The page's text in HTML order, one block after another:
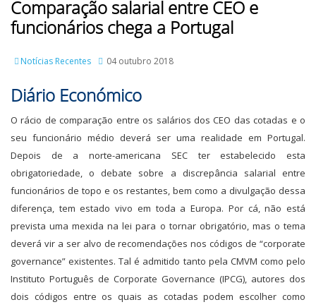
Comparação salarial entre CEO e
funcionários chega a Portugal
Notícias Recentes 04 outubro 2018
Diário Económico
O rácio de comparação entre os salários dos CEO das cotadas e o
seu funcionário médio deverá ser uma realidade em Portugal.
Depois de a norte-americana SEC ter estabelecido esta
obrigatoriedade, o debate sobre a discrepância salarial entre
funcionários de topo e os restantes, bem como a divulgação dessa
diferença, tem estado vivo em toda a Europa. Por cá, não está
prevista uma mexida na lei para o tornar obrigatório, mas o tema
deverá vir a ser alvo de recomendações nos códigos de “corporate
governance” existentes. Tal é admitido tanto pela CMVM como pelo
Instituto Português de Corporate Governance (IPCG), autores dos
dois códigos entre os quais as cotadas podem escolher como